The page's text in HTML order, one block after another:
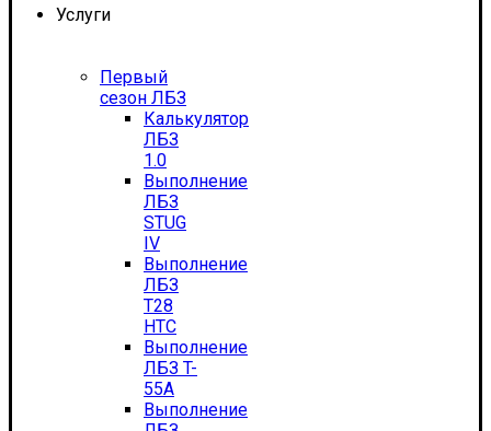
Услуги
Первый
сезон ЛБЗ
Калькулятор
ЛБЗ
1.0
Выполнение
ЛБЗ
STUG
IV
Выполнение
ЛБЗ
T28
HTC
Выполнение
ЛБЗ T-
55А
Выполнение